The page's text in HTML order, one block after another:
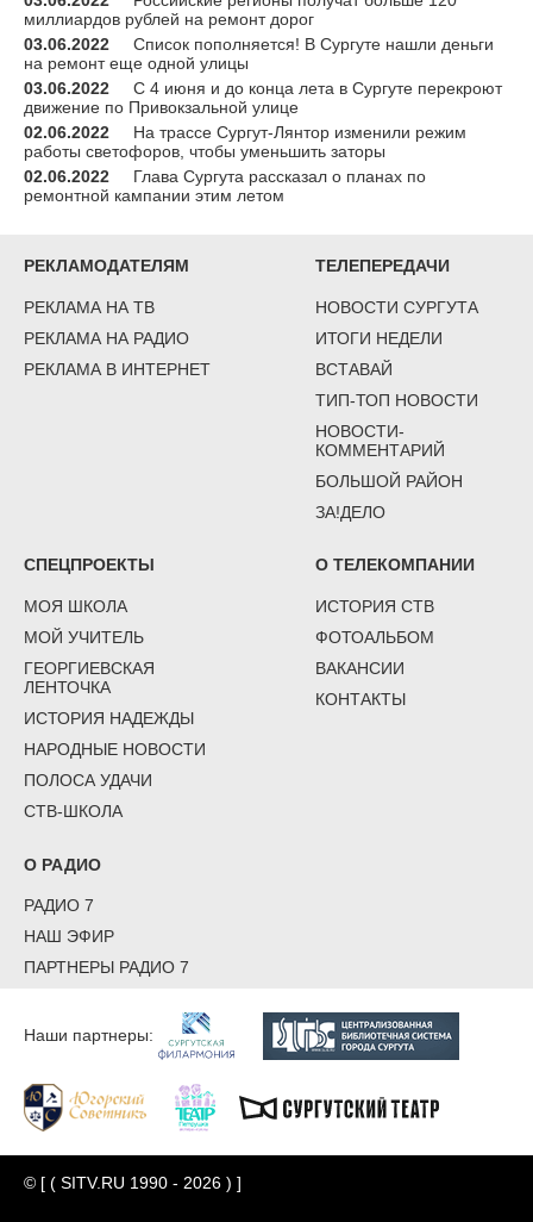
миллиардов рублей на ремонт дорог
03.06.2022
Список пополняется! В Сургуте нашли деньги
на ремонт еще одной улицы
03.06.2022
С 4 июня и до конца лета в Сургуте перекроют
движение по Привокзальной улице
02.06.2022
На трассе Сургут-Лянтор изменили режим
работы светофоров, чтобы уменьшить заторы
02.06.2022
Глава Сургута рассказал о планах по
ремонтной кампании этим летом
РЕКЛАМОДАТЕЛЯМ
РЕКЛАМА НА ТВ
РЕКЛАМА НА РАДИО
РЕКЛАМА В ИНТЕРНЕТ
ТЕЛЕПЕРЕДАЧИ
НОВОСТИ СУРГУТА
ИТОГИ НЕДЕЛИ
ВСТАВАЙ
ТИП-ТОП НОВОСТИ
НОВОСТИ-
КОММЕНТАРИЙ
БОЛЬШОЙ РАЙОН
ЗА!ДЕЛО
СПЕЦПРОЕКТЫ
МОЯ ШКОЛА
МОЙ УЧИТЕЛЬ
ГЕОРГИЕВСКАЯ
ЛЕНТОЧКА
ИСТОРИЯ НАДЕЖДЫ
НАРОДНЫЕ НОВОСТИ
ПОЛОСА УДАЧИ
СТВ-ШКОЛА
О ТЕЛЕКОМПАНИИ
ИСТОРИЯ СТВ
ФОТОАЛЬБОМ
ВАКАНСИИ
КОНТАКТЫ
О РАДИО
РАДИО 7
НАШ ЭФИР
ПАРТНЕРЫ РАДИО 7
Наши партнеры:
© [ ( SITV.RU 1990 - 2026 ) ]